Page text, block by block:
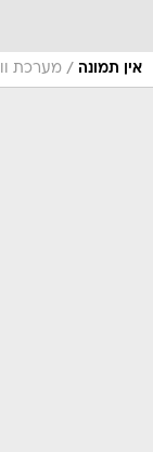
אין תמונה / מערכת